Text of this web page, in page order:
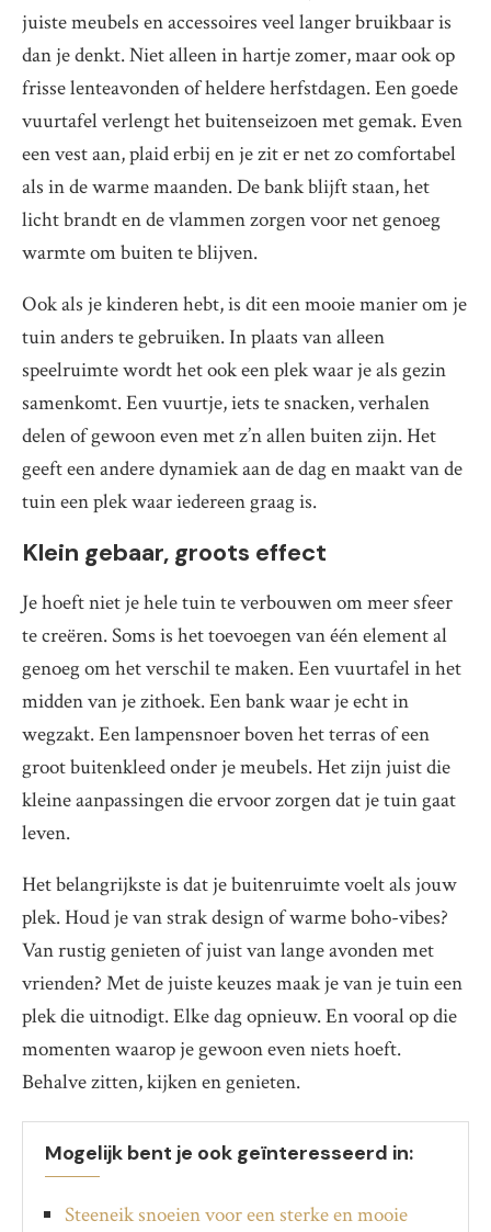
juiste meubels en accessoires veel langer bruikbaar is
dan je denkt. Niet alleen in hartje zomer, maar ook op
frisse lenteavonden of heldere herfstdagen. Een goede
vuurtafel verlengt het buitenseizoen met gemak. Even
een vest aan, plaid erbij en je zit er net zo comfortabel
als in de warme maanden. De bank blijft staan, het
licht brandt en de vlammen zorgen voor net genoeg
warmte om buiten te blijven.
Ook als je kinderen hebt, is dit een mooie manier om je
tuin anders te gebruiken. In plaats van alleen
speelruimte wordt het ook een plek waar je als gezin
samenkomt. Een vuurtje, iets te snacken, verhalen
delen of gewoon even met z’n allen buiten zijn. Het
geeft een andere dynamiek aan de dag en maakt van de
tuin een plek waar iedereen graag is.
Klein gebaar, groots effect
Je hoeft niet je hele tuin te verbouwen om meer sfeer
te creëren. Soms is het toevoegen van één element al
genoeg om het verschil te maken. Een vuurtafel in het
midden van je zithoek. Een bank waar je echt in
wegzakt. Een lampensnoer boven het terras of een
groot buitenkleed onder je meubels. Het zijn juist die
kleine aanpassingen die ervoor zorgen dat je tuin gaat
leven.
Het belangrijkste is dat je buitenruimte voelt als jouw
plek. Houd je van strak design of warme boho-vibes?
Van rustig genieten of juist van lange avonden met
vrienden? Met de juiste keuzes maak je van je tuin een
plek die uitnodigt. Elke dag opnieuw. En vooral op die
momenten waarop je gewoon even niets hoeft.
Behalve zitten, kijken en genieten.
Mogelijk bent je ook geïnteresseerd in:
Steeneik snoeien voor een sterke en mooie